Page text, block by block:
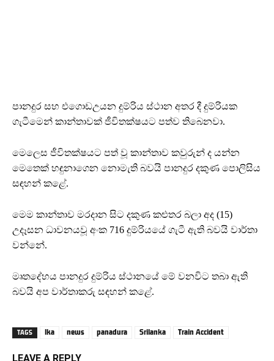
පානදුර සහ එගොඩඋයන දුම්රිය ස්ථාන අතර දී දුම්රියක
ගැටීමෙන් කාන්තාවක් ජීවිතක්ෂයට පත්ව තිබෙනවා.
මෙලෙස ජීවිතක්ෂයට පත් වූ කාන්තාව කවුරුන් ද යන්න
මෙතෙක් හඳුනාගෙන නොමැති බවයි පානදුර දකුණ පොලිසිය
සඳහන් කළේ.
මෙම කාන්තාව මරදාන සිට දකුණ කළුතර බලා අද (15)
උදෑසන ධාවනයවූ අංක 716 දුම්රියයේ ගැටී ඇති බවයි වාර්තා
වන්නේ.
මෘතදේහය පානදුර දුම්රිය ස්ථානයේ මේ වනවිට තබා ඇති
බවයි අප වාර්තාකරු සඳහන් කළේ.
TAGS lka news panadura Srilanka Train Accident
LEAVE A REPLY